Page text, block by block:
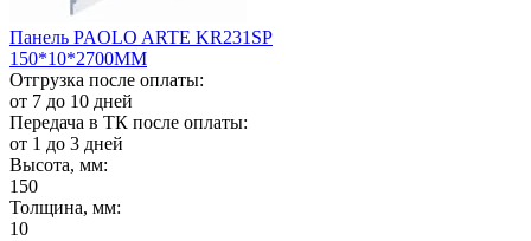
Панель PAOLO ARTE KR231SP
150*10*2700ММ
Отгрузка после оплаты:
от 7 до 10 дней
Передача в ТК после оплаты:
от 1 до 3 дней
Высота, мм:
150
Толщина, мм:
10